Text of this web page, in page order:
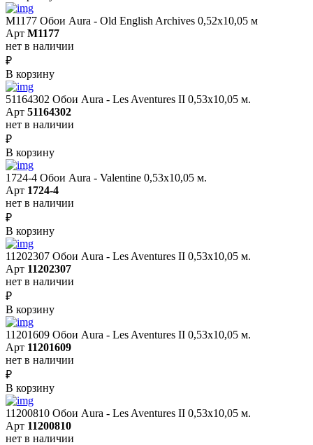
M1177 Обои Aura - Old English Archives 0,52x10,05 м
Арт M1177
нет в наличии
₽
В корзину
51164302 Обои Aura - Les Aventures II 0,53х10,05 м.
Арт 51164302
нет в наличии
₽
В корзину
1724-4 Обои Aura - Valentine 0,53х10,05 м.
Арт 1724-4
нет в наличии
₽
В корзину
11202307 Обои Aura - Les Aventures II 0,53х10,05 м.
Арт 11202307
нет в наличии
₽
В корзину
11201609 Обои Aura - Les Aventures II 0,53х10,05 м.
Арт 11201609
нет в наличии
₽
В корзину
11200810 Обои Aura - Les Aventures II 0,53х10,05 м.
Арт 11200810
нет в наличии